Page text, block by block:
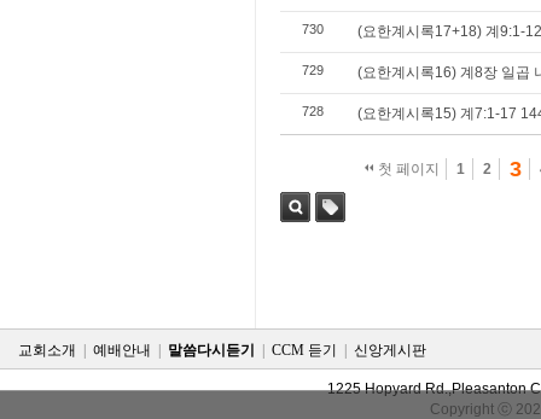
730 (요한계시록17+18) 계9:1-
729 (요한계시록16) 계8장 일곱
728 (요한계시록15) 계7:1-17
첫 페이지 1 2 3
교회소개 예배안내 말씀다시듣기 CCM 듣기 신앙게시판
1225 Hopyard Rd.,Pleasanton
Copyright ⓒ